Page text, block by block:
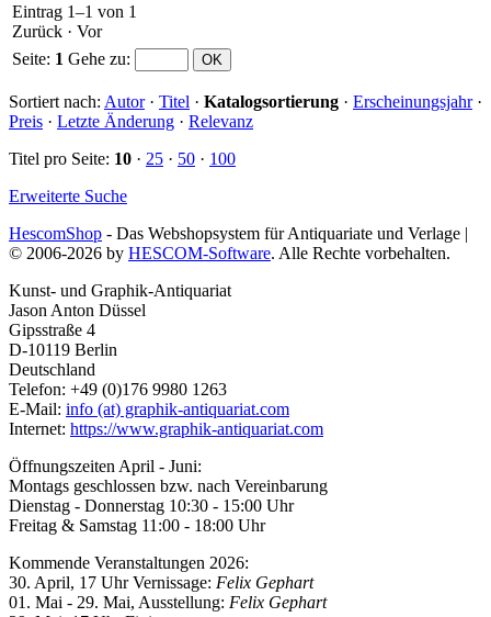
Eintrag 1–1 von 1
Zurück · Vor
Seite: 1 Gehe zu:
Sortiert nach: Autor· Titel · Katalogsortierung · Erscheinungsjahr·
Preis · Letzte Änderung · Relevanz
Titel pro Seite: 10 · 25 · 50 · 100
Erweiterte Suche
HescomShop - Das Webshopsystem für Antiquariate und Verlage |
© 2006-2026 by HESCOM-Software. Alle Rechte vorbehalten.
Kunst- und Graphik-Antiquariat
Jason Anton Düssel
Gipsstraße 4
D-10119 Berlin
Deutschland
Telefon: +49 (0)176 9980 1263
E-Mail: info (at) graphik-antiquariat.com
Internet: https://www.graphik-antiquariat.com
Öffnungszeiten April - Juni:
Montags geschlossen bzw. nach Vereinbarung
Dienstag - Donnerstag 10:30 - 15:00 Uhr
Freitag & Samstag 11:00 - 18:00 Uhr
Kommende Veranstaltungen 2026:
30. April, 17 Uhr Vernissage: Felix Gephart
01. Mai - 29. Mai, Ausstellung: Felix Gephart